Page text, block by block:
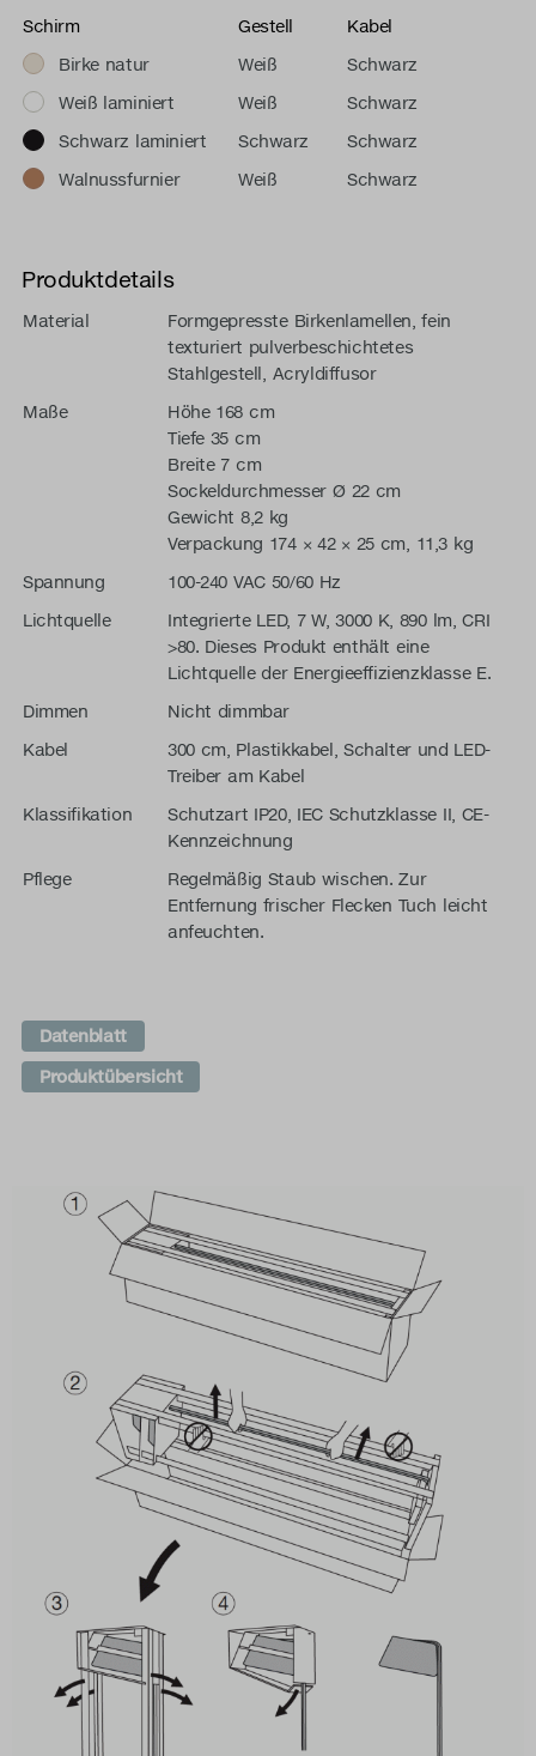
Schirm Gestell
Kabel
Birke natur
Weiß
Schwarz
Weiß laminiert
Weiß
Schwarz
Schwarz laminiert
Schwarz
Schwarz
Walnussfurnier
Weiß Schwarz
Produktdetails
Material
Formgepresste Birkenlamellen, fein
texturiert pulverbeschichtetes
Stahlgestell, Acryldiffusor
Maße
Höhe 168 cm
Tiefe 35 cm
Breite 7 cm
Sockeldurchmesser Ø 22 cm
Gewicht 8,2 kg
Verpackung 174 × 42 × 25 cm, 11,3 kg
Spannung
100-240 VAC 50/60 Hz
Lichtquelle
Integrierte LED, 7 W, 3000 K, 890 lm, CRI
>80. Dieses Produkt enthält eine
Lichtquelle der Energieeffizienzklasse E.
Dimmen
Nicht dimmbar
Kabel
300 cm, Plastikkabel, Schalter und LED-
Treiber am Kabel
Klassifikation
Schutzart IP20, IEC Schutzklasse II, CE-
Kennzeichnung
Pflege
Regelmäßig Staub wischen. Zur
Entfernung frischer Flecken Tuch leicht
anfeuchten.
Datenblatt
Produktübersicht